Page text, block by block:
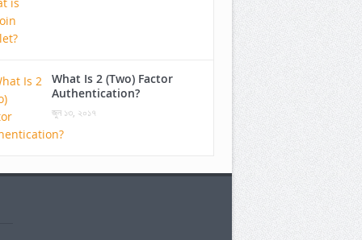
What Is 2 (Two) Factor
Authentication?
জুন ১৩, ২০১৭